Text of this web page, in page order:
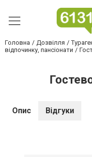
Головна Дозвілля
відпочинку, пансіонати
Опис Відгуки